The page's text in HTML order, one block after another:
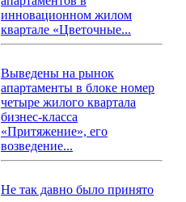
инновационном жилом
квартале «Цветочные...
Выведены на рынок
апартаменты в блоке номер
четыре жилого квартала
бизнес-класса
«Притяжение», его
возведение...
Не так давно было принято